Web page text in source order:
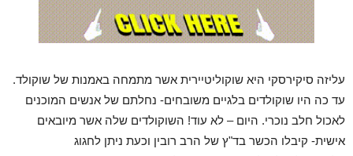
עליזה סיקירסקי היא שוקוליטיירית אשר מתמחה באמנות של שוקולד.
עד כה היו שוקולדים בלגיים משובחים- נחלתם של אנשים המוכנים
לאכול חלב נוכרי. היום – לא עוד! השוקולדים שלה אשר מיובאים
אישית- קיבלו הכשר בד"ץ של הרב רובין וכעת ניתן לחגוג